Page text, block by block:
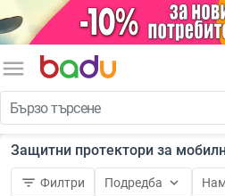
menu
Защитни протектори за
filter_list Филтри Подредба keyboard_arrow_down